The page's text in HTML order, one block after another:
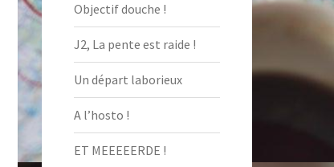
Objectif douche !
J2, La pente est raide !
Un départ laborieux
A l’hosto !
ET MEEEEERDE !